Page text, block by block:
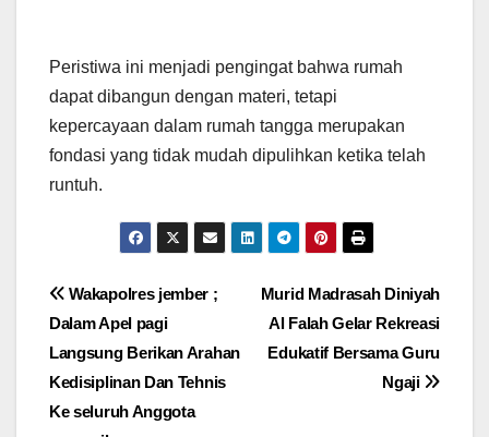
Peristiwa ini menjadi pengingat bahwa rumah
dapat dibangun dengan materi, tetapi
kepercayaan dalam rumah tangga merupakan
fondasi yang tidak mudah dipulihkan ketika telah
runtuh.
Navigasi
pos
Murid Madrasah Diniyah
Al Falah Gelar Rekreasi
Edukatif Bersama Guru
Ngaji
Wakapolres jember ;
Dalam Apel pagi
Langsung Berikan Arahan
Kedisiplinan Dan Tehnis
Ke seluruh Anggota